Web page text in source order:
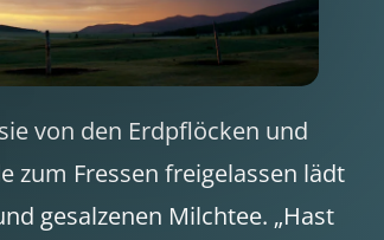
von den Erdpflöcken und
zum Fressen freigelassen lädt
gesalzenen Milchtee. „Hast